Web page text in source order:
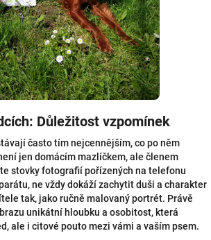
Důležitost vzpomínek
často tím nejcennějším, co po něm
jen domácím mazlíčkem, ale členem
stovky fotografií pořízených na telefonu
ne vždy dokáží zachytit duši a charakter
tak, jako ručně malovaný portrét. Právě
unikátní hloubku a osobitost, která
ale i citové pouto mezi vámi a vaším psem.